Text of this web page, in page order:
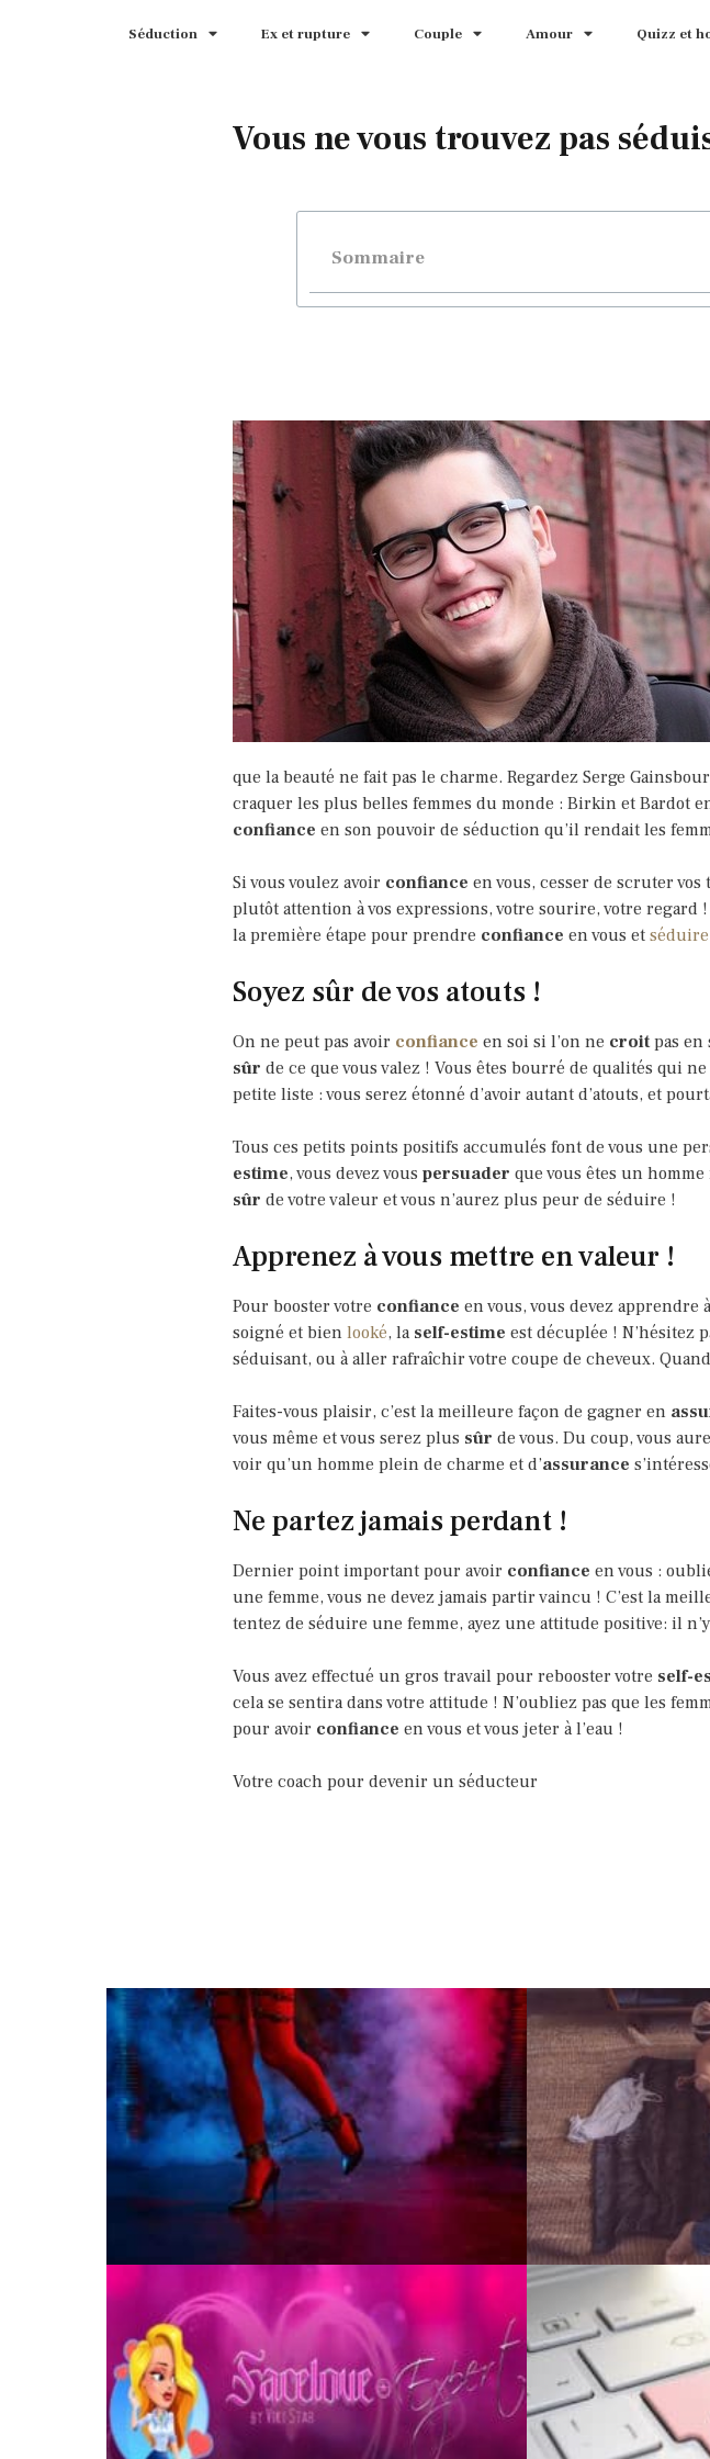
Séduction Ex et rupture Couple Amour Quizz et
Vous ne vous trouvez pas
Sommaire
que la beauté ne fait pas le charme. Regardez Serge
craquer les plus belles femmes du monde : Birkin et Bardot
confiance en son pouvoir de séduction qu’il rendait les
Si vous voulez avoir confiance en vous, cesser de scruter
plutôt attention à vos expressions, votre sourire, votre regard
la première étape pour prendre confiance en vous et séduire
Soyez sûr de vos atouts !
On ne peut pas avoir confiance en soi si l’on ne croitpas en
sûr de ce que vous valez ! Vous êtes bourré de qualités qui
petite liste : vous serez étonné d’avoir autant d’atouts, et
Tous ces petits points positifs accumulés font de vous une
estime, vous devez vous persuader que vous êtes un
sûr de votre valeur et vous n’aurez plus peur de séduire !
Apprenez à vous mettre en valeur !
Pour booster votre confiance en vous, vous devez apprendre
soigné et bien looké, la self-estime est décuplée ! N’hésitez
séduisant, ou à aller rafraîchir votre coupe de cheveux.
Faites-vous plaisir, c’est la meilleure façon de gagner en
vous même et vous serez plus sûr de vous. Du coup, vous
voir qu’un homme plein de charme et d’assurance
Ne partez jamais perdant !
Dernier point important pour avoir confiance en vous :
une femme, vous ne devez jamais partir vaincu ! C’est la
tentez de séduire une femme, ayez une attitude positive: il
Vous avez effectué un gros travail pour rebooster votre self-
cela se sentira dans votre attitude ! N’oubliez pas que les
pour avoir confiance en vous et vous jeter à l’eau !
Votre coach pour devenir un séducteur